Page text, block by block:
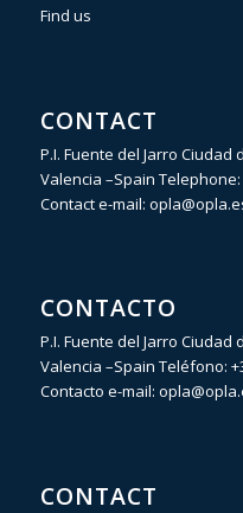
Find us
CONTACT
P.I. Fuente del Jarro Ciudad
Valencia –Spain Telephone:
Contact e-mail:
CONTACTO
P.I. Fuente del Jarro Ciudad
Valencia –Spain Teléfono:
Contacto e-mail:
CONTACT